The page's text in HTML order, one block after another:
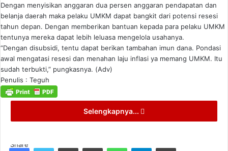
Dengan menyisikan anggaran dua persen anggaran pendapatan dan
belanja daerah maka pelaku UMKM dapat bangkit dari potensi resesi
tahun depan. Dengan memberikan bantuan kepada para pelaku UMKM
tentunya mereka dapat lebih leluasa mengelola usahanya.
“Dengan disubsidi, tentu dapat berikan tambahan imun dana. Pondasi
awal mengatasi resesi dan menahan laju inflasi ya memang UMKM. Itu
sudah terbukti,” pungkasnya. (Adv)
Penulis : Teguh
Selengkapnya...
ShareFacebookTwitter LinkedInPinterestWhatsAppTelegramPrint